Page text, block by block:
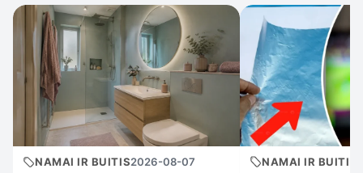
NAMAI IR BUITIS2026-08-07 NAMAI IR BUITIS